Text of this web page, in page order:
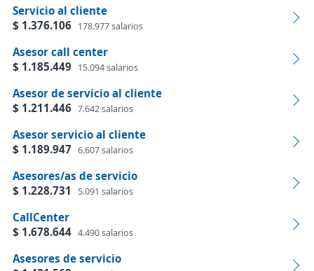
Servicio al cliente
$ 1.376.106 178.977 salarios
Asesor call center
$ 1.185.449 15.094 salarios
Asesor de servicio al cliente
$ 1.211.446 7.642 salarios
Asesor servicio al cliente
$ 1.189.947 6.607 salarios
Asesores/as de servicio
$ 1.228.731
5.091 salarios
CallCenter
$ 1.678.644 4.490 salarios
Asesores de servicio